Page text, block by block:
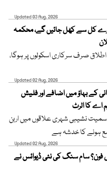
Updated 03 Aug, 2026
کل سے کھل جائیں گے، محکمہ
کا اطلاق صرف سرکاری اسکولوں پر ہوگا،
Updated 02 Aug, 2026
کے بہاؤ میں اضافے اور فلیش
اے کا الرٹ
سمیت نشیبی شہری علاقوں میں اربن
ہونے کا خدشہ ہے
Updated 02 Aug, 2026
فون؟ سام سنگ کی نئی ڈیوائس نے